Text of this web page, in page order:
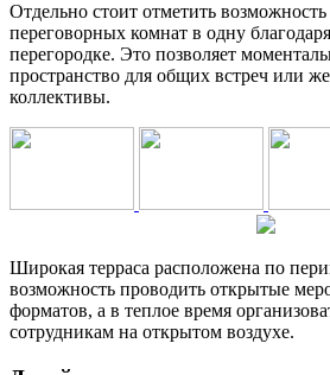
Отдельно стоит отметить
переговорных комнат в одну
перегородке. Это позволяет
пространство для общих встреч или
коллективы.
Широкая терраса расположена по
возможность проводить открытые
форматов, а в теплое время
сотрудникам на открытом воздухе.